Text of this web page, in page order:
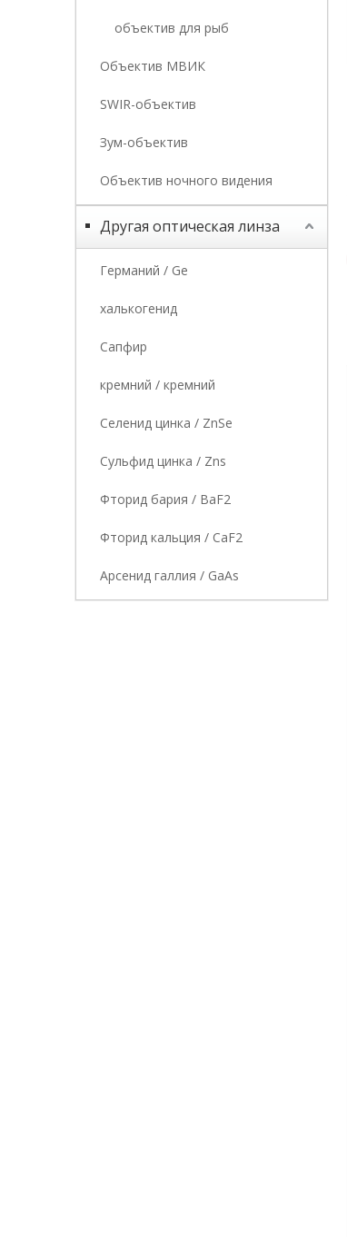
объектив для рыб
Объектив МВИК
SWIR-объектив
Зум-объектив
Объектив ночного видения
Другая оптическая линза
Германий / Ge
халькогенид
Сапфир
кремний / кремний
Селенид цинка / ZnSe
Сульфид цинка / Zns
Фторид бария / BaF2
Фторид кальция / CaF2
Арсенид галлия / GaAs